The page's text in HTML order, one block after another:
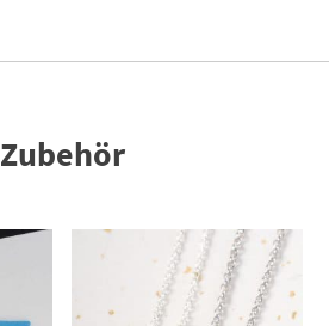
Zubehör
Dieses Produkt weist mehrere Varianten auf. Die Optionen können auf der Produktseite gewählt werden